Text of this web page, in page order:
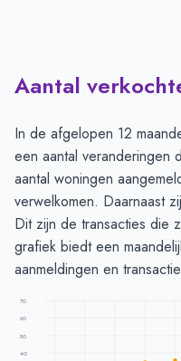
Aantal
In de afgelopen 12
een aantal veranderingen
aantal woningen
verwelkomen. Daarnaast
Dit zijn de transacties die
grafiek biedt een
aanmeldingen en
70
60
50
40